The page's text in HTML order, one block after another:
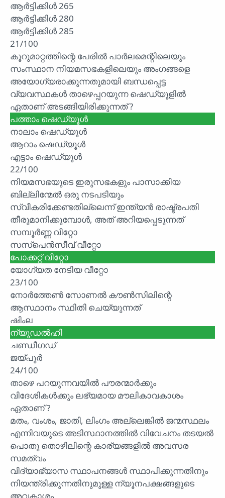
ആർട്ടിക്കിൾ 265
ആർട്ടിക്കിൾ 280
ആർട്ടിക്കിൾ 285
21/100
കൂറുമാറ്റത്തിന്റെ പേരിൽ പാർലമെന്റിലെയും
സംസ്ഥാന നിയമസഭകളിലെയും അംഗങ്ങളെ
അയോഗ്യരാക്കുന്നതുമായി ബന്ധപ്പെട്ട
വ്യവസ്ഥകൾ താഴെപ്പറയുന്ന ഷെഡ്യൂളിൽ
ഏതാണ് അടങ്ങിയിരിക്കുന്നത് ?
പത്താം ഷെഡ്യൂൾ
നാലാം ഷെഡ്യൂൾ
ആറാം ഷെഡ്യൂൾ
എട്ടാം ഷെഡ്യൂൾ
22/100
നിയമസഭയുടെ ഇരുസഭകളും പാസാക്കിയ
ബില്ലിന്മേൽ ഒരു നടപടിയും
സ്വീകരിക്കേണ്ടതില്ലെന്ന് ഇന്ത്യൻ രാഷ്ട്രപതി
തീരുമാനിക്കുമ്പോൾ, അത് അറിയപ്പെടുന്നത്
സമ്പൂർണ്ണ വീറ്റോ
സസ്പെൻസീവ് വീറ്റോ
പോക്കറ്റ് വീറ്റോ
യോഗ്യത നേടിയ വീറ്റോ
23/100
നോർത്തേൺ സോണൽ കൗൺസിലിന്റെ
ആസ്ഥാനം സ്ഥിതി ചെയ്യുന്നത്
ഷിംല
ന്യൂഡൽഹി
ചണ്ഡീഗഡ്
ജയ്പൂർ
24/100
താഴെ പറയുന്നവയിൽ പൗരന്മാർക്കും
വിദേശികൾക്കും ലഭ്യമായ മൗലികാവകാശം
ഏതാണ് ?
മതം, വംശം, ജാതി, ലിംഗം അല്ലെങ്കിൽ ജന്മസ്ഥലം
എന്നിവയുടെ അടിസ്ഥാനത്തിൽ വിവേചനം തടയൽ
പൊതു തൊഴിലിന്റെ കാര്യങ്ങളിൽ അവസര
സമത്വം
വിദ്യാഭ്യാസ സ്ഥാപനങ്ങൾ സ്ഥാപിക്കുന്നതിനും
നിയന്ത്രിക്കുന്നതിനുമുള്ള ന്യൂനപക്ഷങ്ങളുടെ